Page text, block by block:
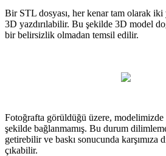
Bir STL dosyası, her kenar tam olarak iki
3D yazdırılabilir. Bu şekilde 3D model do
bir belirsizlik olmadan temsil edilir.
Fotoğrafta görüldüğü üzere, modelimizde
şekilde bağlanmamış. Bu durum
getirebilir ve baskı sonucunda karşımıza
çıkabilir.